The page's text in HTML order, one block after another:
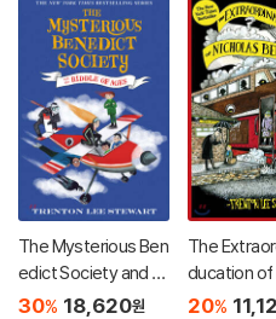
The Mysterious Ben
edict Society and th
e Riddle of Ages
30% 18,620원
The
ducation of
Benedict
20%